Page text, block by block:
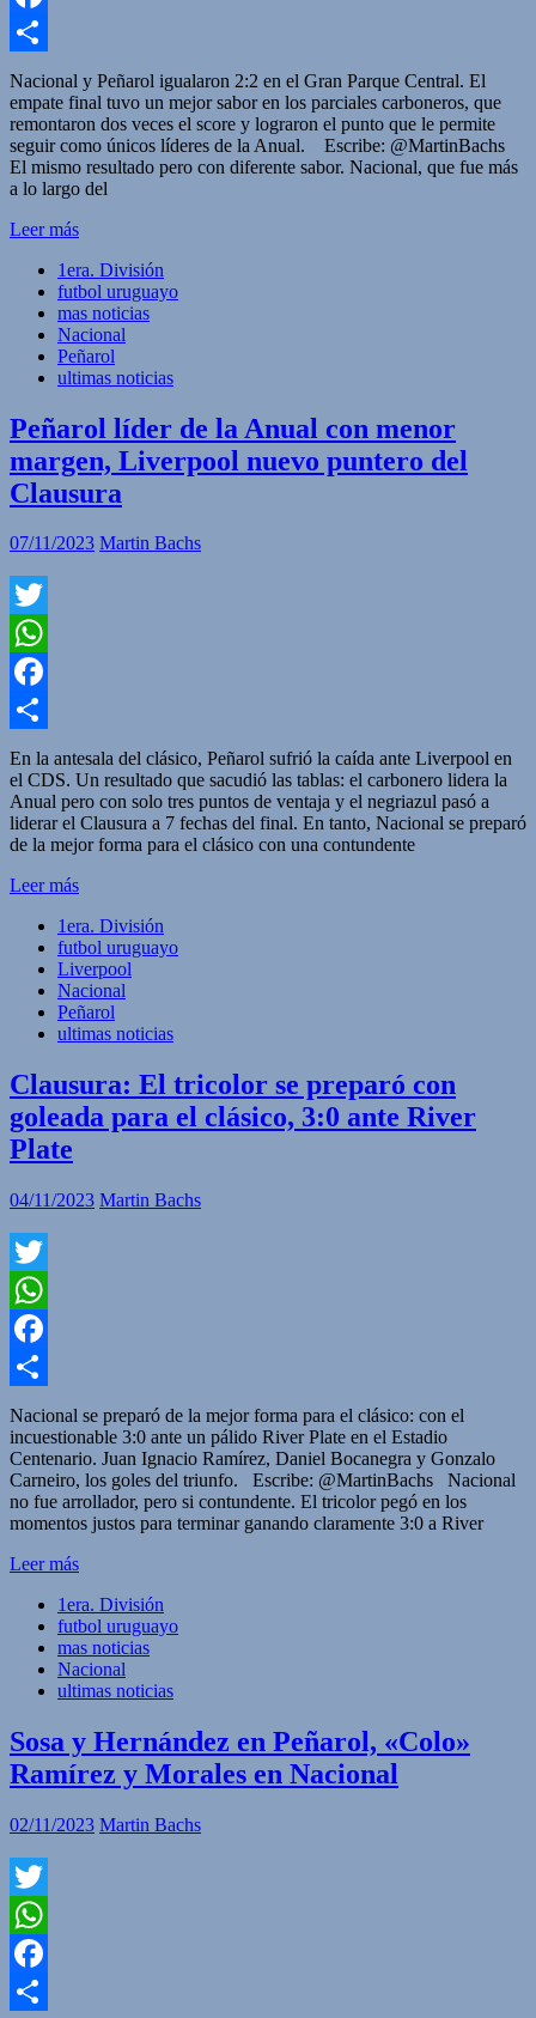
Facebook
Compartir
Nacional y Peñarol igualaron 2:2 en el Gran Parque Central. El
empate final tuvo un mejor sabor en los parciales carboneros, que
remontaron dos veces el score y lograron el punto que le permite
seguir como únicos líderes de la Anual. Escribe: @MartinBachs
El mismo resultado pero con diferente sabor. Nacional, que fue más
a lo largo del
Leer más
1era. División
futbol uruguayo
mas noticias
Nacional
Peñarol
ultimas noticias
Peñarol líder de la Anual con menor
margen, Liverpool nuevo puntero del
Clausura
07/11/2023 Martin Bachs
Twitter
WhatsApp
Facebook
Compartir
En la antesala del clásico, Peñarol sufrió la caída ante Liverpool en
el CDS. Un resultado que sacudió las tablas: el carbonero lidera la
Anual pero con solo tres puntos de ventaja y el negriazul pasó a
liderar el Clausura a 7 fechas del final. En tanto, Nacional se preparó
de la mejor forma para el clásico con una contundente
Leer más
1era. División
futbol uruguayo
Liverpool
Nacional
Peñarol
ultimas noticias
Clausura: El tricolor se preparó con
goleada para el clásico, 3:0 ante River
Plate
04/11/2023 Martin Bachs
Twitter
WhatsApp
Facebook
Compartir
Nacional se preparó de la mejor forma para el clásico: con el
incuestionable 3:0 ante un pálido River Plate en el Estadio
Centenario. Juan Ignacio Ramírez, Daniel Bocanegra y Gonzalo
Carneiro, los goles del triunfo. Escribe: @MartinBachs Nacional
no fue arrollador, pero si contundente. El tricolor pegó en los
momentos justos para terminar ganando claramente 3:0 a River
Leer más
1era. División
futbol uruguayo
mas noticias
Nacional
ultimas noticias
Sosa y Hernández en Peñarol, «Colo»
Ramírez y Morales en Nacional
02/11/2023 Martin Bachs
Twitter
WhatsApp
Facebook